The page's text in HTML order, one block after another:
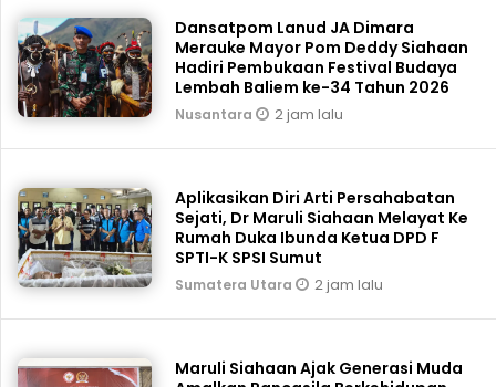
Dansatpom Lanud JA Dimara
Merauke Mayor Pom Deddy Siahaan
Hadiri Pembukaan Festival Budaya
Lembah Baliem ke-34 Tahun 2026
Nusantara 2 jam lalu
Aplikasikan Diri Arti Persahabatan
Sejati, Dr Maruli Siahaan Melayat Ke
Rumah Duka Ibunda Ketua DPD F
SPTI-K SPSI Sumut
Sumatera Utara 2 jam lalu
Maruli Siahaan Ajak Generasi Muda